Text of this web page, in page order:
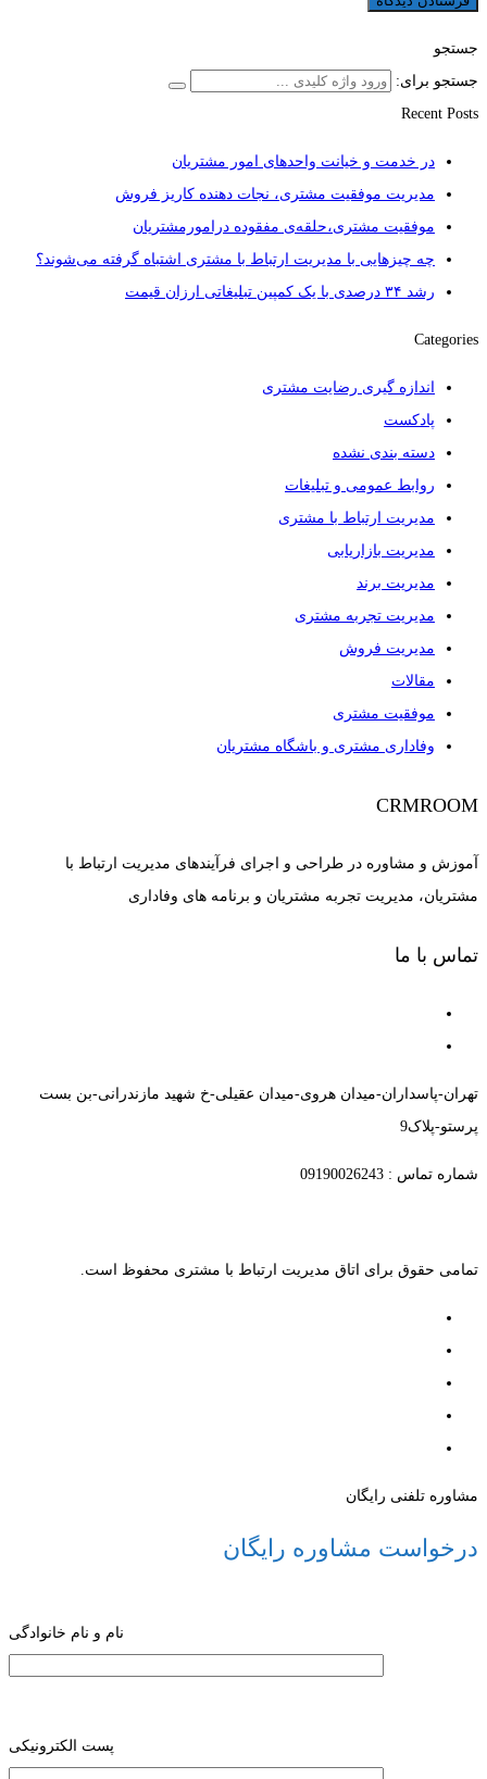
جستجو
جستجو برای:
Recent Posts
در خدمت و خیانت واحدهای امور مشتریان
مدیریت موفقیت مشتری، نجات دهنده کاریز فروش
موفقیت مشتری،حلقه‌ی مفقوده درامورمشتریان
چه چیزهایی با مدیریت ارتباط با مشتری اشتباه گرفته می‌شوند؟
رشد ۳۴ درصدی با یک کمپین تبلیغاتی ارزان قیمت
Categories
اندازه گیری رضایت مشتری
پادکست
دسته بندی نشده
روابط عمومی و تبلیغات
مدیریت ارتباط با مشتری
مدیریت بازاریابی
مدیریت برند
مدیریت تجربه مشتری
مدیریت فروش
مقالات
موفقیت مشتری
وفاداری مشتری و باشگاه مشتریان
CRMROOM
آموزش و مشاوره در طراحی و اجرای فرآیندهای مدیریت ارتباط با
مشتریان، مدیریت تجربه مشتریان و برنامه های وفاداری
تماس با ما
تهران-پاسداران-میدان هروی-میدان عقیلی-خ شهید مازندرانی-بن بست
پرستو-پلاک9
شماره تماس : 09190026243
تمامی حقوق برای اتاق مدیریت ارتباط با مشتری محفوظ است.
مشاوره تلفنی رایگان
درخواست مشاوره رایگان
نام و نام خانوادگی
پست الکترونیکی